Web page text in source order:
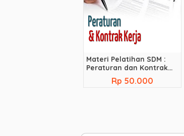
Materi Pelatihan SDM :
Peraturan dan Kontrak
Rp 50.000